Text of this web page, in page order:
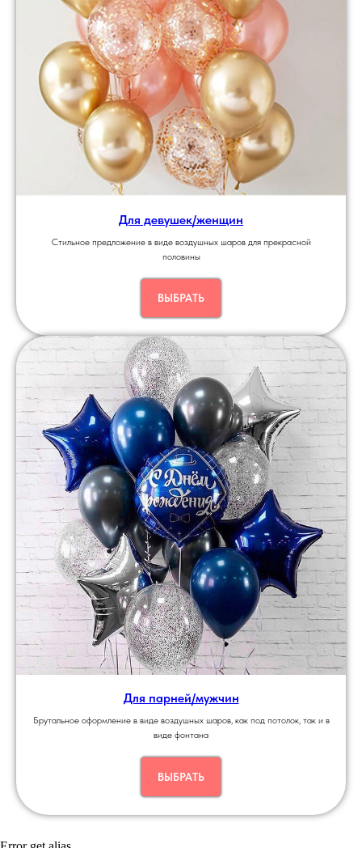
Для девушек/женщин
Стильное предложение в виде воздушных шаров для прекрасной
половины
ВЫБРАТЬ
Для парней/мужчин
Брутальное оформление в виде воздушных шаров, как под потолок, так и в
виде фонтана
ВЫБРАТЬ